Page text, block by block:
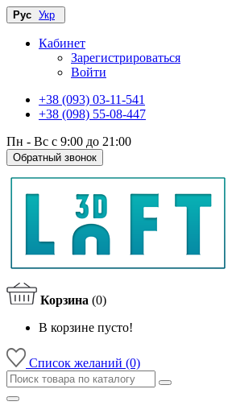
Рус Укр
Кабинет
Зарегистрироваться
Войти
+38 (093) 03-11-541
+38 (098) 55-08-447
Пн - Вс с 9:00 до 21:00
Обратный звонок
Корзина (0)
В корзине пусто!
Список желаний (0)